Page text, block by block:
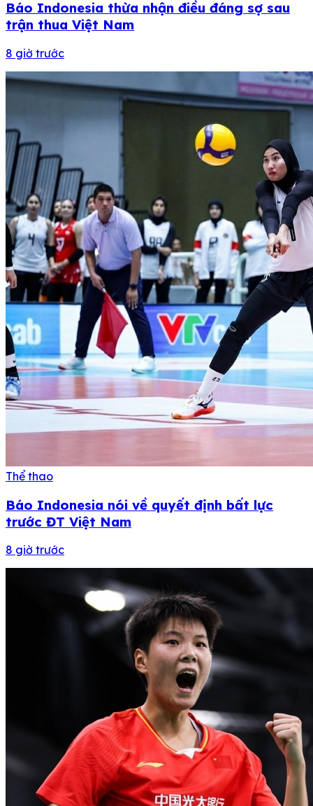
Báo Indonesia thừa nhận điều đáng sợ sau
trận thua Việt Nam
8 giờ trước
Thể thao
Báo Indonesia nói về quyết định bất lực
trước ĐT Việt Nam
8 giờ trước